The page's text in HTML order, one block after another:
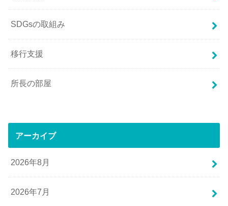
SDGsの取組み
移行支援
所長の部屋
アーカイブ
2026年8月
2026年7月